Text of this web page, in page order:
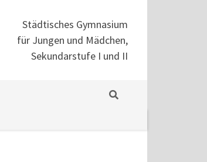
Städtisches Gymnasium
für Jungen und Mädchen,
Sekundarstufe I und II